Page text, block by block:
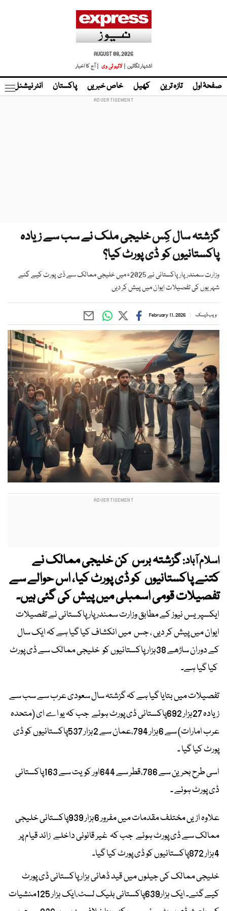
AUGUST 08, 2026
اشتہار لگائیں |
لائیو ٹی وی | آج کا اخبار
صفحۂ اول تازہ ترین کھیل خاص خبریں پاکستان انٹر نیشنل
گزشتہ سال کِس خلیجی ملک نے سب سے زیادہ
پاکستانیوں کو ڈی پورٹ کیا؟
وزارت سمندر پار پاکستانی نے 2025ء میں خلیجی ممالک سے ڈی پورٹ کیے گئے
شہریوں کی تفصیلات ایوان میں پیش کر دیں
ویب ڈیسک February 11, 2026
اسلام آباد:گزشتہ برس کن خلیجی ممالک نے
کتنے پاکستانیوں کو ڈی پورٹ کیا، اس حوالے سے
تفصیلات قومی اسمبلی میں پیش کی گئی ہیں۔
ایکسپریس نیوز کے مطابق وزارت سمندر پار پاکستانی نے تفصیلات
ایوان میں پیش کر دیں ، جس میں انکشاف کیا گیا ہے کہ ایک سال
کے دوران ساڑھے 38ہزار پاکستانیوں کو خلیجی ممالک سے ڈی پورٹ
کیا گیا ہے۔
تفصیلات میں بتایا گیا ہے کہ گزشتہ سال سعودی عرب سے سب سے
زیادہ 27ہزار 692پاکستانی ڈی پورٹ ہوئے جب کہ یو اے ای (متحدہ
عرب امارات) سے 6ہزار 794،عمان سے 2ہزار 537پاکستانیوں کو ڈی
پورٹ کیا گیا ۔
اسی طرح بحرین سے 786،قطر سے 644اور کویت سے 163پاکستانی
ڈی پورٹ ہوئے ۔
علاوہ ازیں مختلف مقدمات میں مفرور 6ہزار 939پاکستانی خلیجی
ممالک سے ڈی پورٹ ہوئے جب کہ غیر قانونی داخلے زائد قیام پر
4ہزار 872پاکستانیوں کو ڈی پورٹ کیا گیا۔
خلیجی ممالک کی جیلوں میں قید ڈھائی ہزار پاکستانی ڈی پورٹ
کیے گئے۔ ایک ہزار639پاکستانی بلیک لسٹ،ایک ہزار 125منشیات